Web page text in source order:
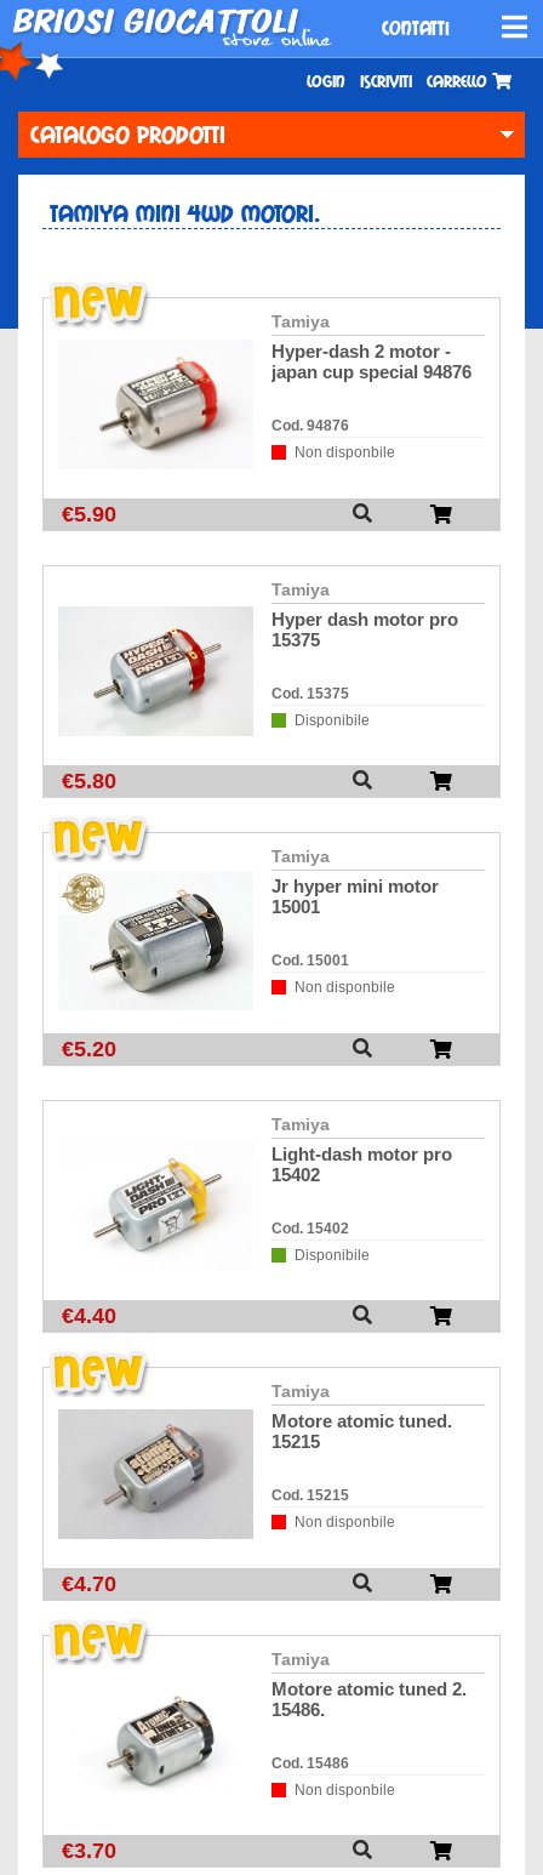
CONTATTI
CATALOGO PRODOTTI
Login Iscriviti Carrello
Tamiya Mini 4wd MOTORI.
tamiya
hyper-dash 2 motor -
japan cup special 94876
Cod. 94876
Non disponbile
€5.90
tamiya
hyper dash motor pro
15375
Cod. 15375
Disponibile
€5.80
tamiya
jr hyper mini motor
15001
Cod. 15001
Non disponbile
€5.20
tamiya
light-dash motor pro
15402
Cod. 15402
Disponibile
€4.40
tamiya
motore atomic tuned.
15215
Cod. 15215
Non disponbile
€4.70
tamiya
motore atomic tuned 2.
15486.
Cod. 15486
Non disponbile
€3.70